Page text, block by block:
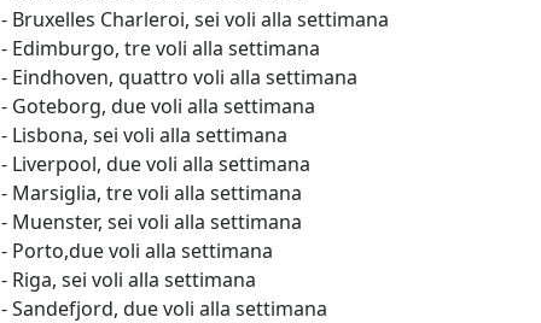
- Bruxelles Charleroi, sei voli alla settimana
- Edimburgo, tre voli alla settimana
- Eindhoven, quattro voli alla settimana
- Goteborg, due voli alla settimana
- Lisbona, sei voli alla settimana
- Liverpool, due voli alla settimana
- Marsiglia, tre voli alla settimana
- Muenster, sei voli alla settimana
- Porto,due voli alla settimana
- Riga, sei voli alla settimana
- Sandefjord, due voli alla settimana